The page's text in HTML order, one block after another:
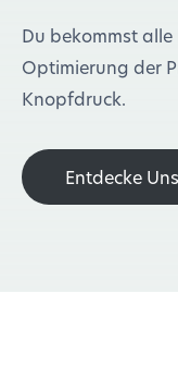
Du bekommst
Optimierung der
Knopfdruck.
Entdecke